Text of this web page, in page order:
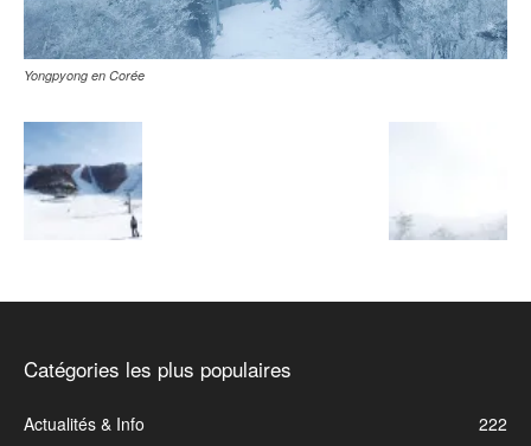
Yongpyong en Corée
Catégories les plus populaires
Actualités & Info
222